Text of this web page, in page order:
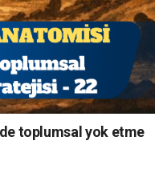
toplumsal yok etme